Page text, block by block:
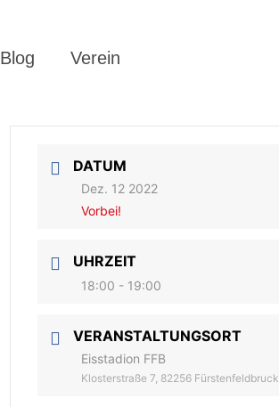
Blog Verein
DATUM
Dez. 12 2022
Vorbei!
UHRZEIT
18:00 - 19:00
VERANSTALTUNGSORT
Eisstadion FFB
Klosterstraße 7, 82256 Fürstenfeldbruck